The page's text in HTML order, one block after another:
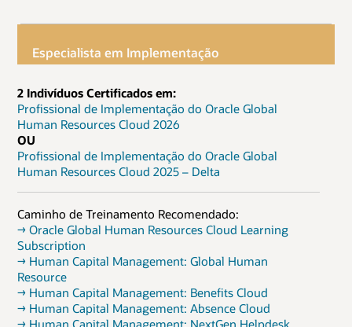
Especialista em Implementação
2 Indivíduos Certificados em:
Profissional de Implementação do Oracle Global
Human Resources Cloud 2026
OU
Profissional de Implementação do Oracle Global
Human Resources Cloud 2025 – Delta
Caminho de Treinamento Recomendado:
→ Oracle Global Human Resources Cloud Learning
Subscription
→ Human Capital Management: Global Human
Resource
→ Human Capital Management: Benefits Cloud
→ Human Capital Management: Absence Cloud
→ Human Capital Management: NextGen Helpdesk